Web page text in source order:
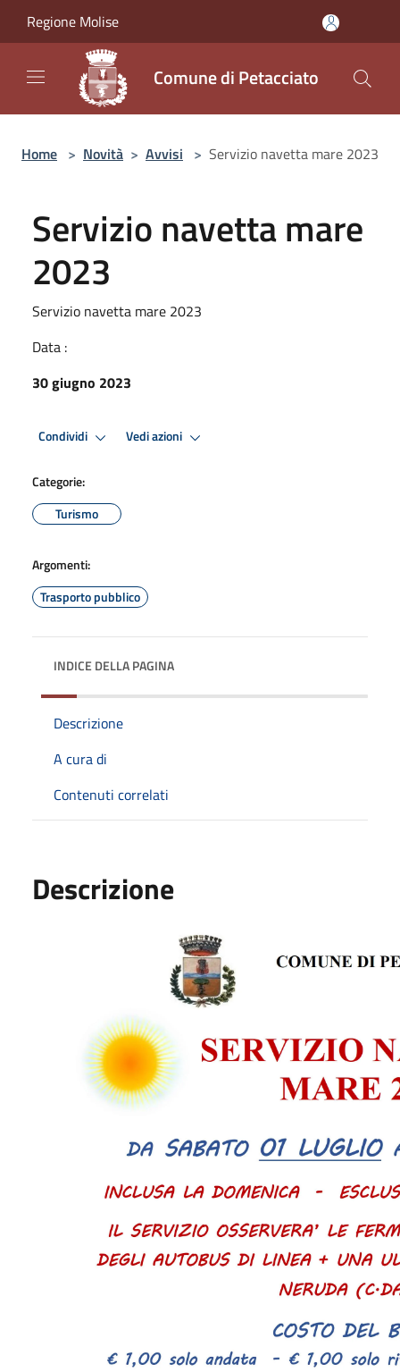
Regione Molise
Comune di Petacciato
Home > Novità > Avvisi > Servizio navetta mare 2023
Servizio navetta mare
2023
Servizio navetta mare 2023
Data :
30 giugno 2023
Condividi Vedi azioni
Categorie:
Turismo
Argomenti:
Trasporto pubblico
INDICE DELLA PAGINA
Descrizione
A cura di
Contenuti correlati
Descrizione